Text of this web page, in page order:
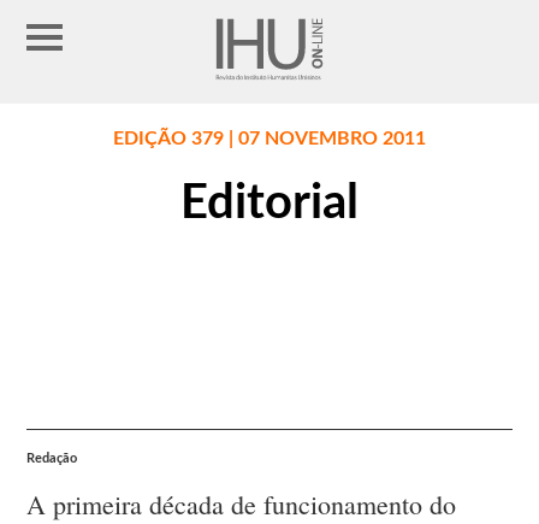
EDIÇÃO 379 | 07 NOVEMBRO 2011
Editorial
Redação
A primeira década de funcionamento do